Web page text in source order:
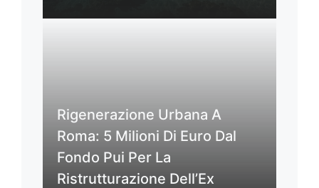
Rigenerazione Urbana A
Roma: 5 Milioni Di Euro Dal
Fondo Pui Per La
Ristrutturazione Dell’Ex